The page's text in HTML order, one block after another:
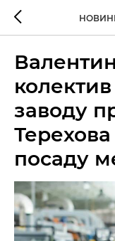
заводу
посаду